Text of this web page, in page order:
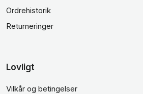
Ordrehistorik
Returneringer
Lovligt
Vilkår og betingelser